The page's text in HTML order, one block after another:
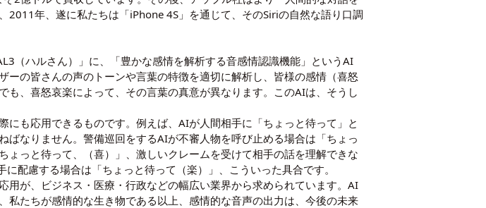
年、遂に私たちは「iPhone 4S」を通じて、そのSiriの自然な語り口調
（ハルさん）」に、「豊かな感情を解析する音感情認識機能」というAI
の皆さんの声のトーンや言葉の特徴を適切に解析し、皆様の感情（喜怒
、喜怒哀楽によって、その言葉の真意が異なります。このAIは、そうし
も応用できるものです。例えば、AIが人間相手に「ちょっと待って」と
なりません。警備巡回をするAIが不審人物を呼び止める場合は「ちょっ
っと待って、（喜）」、激しいクレームを受けて相手の話を理解できな
配慮する場合は「ちょっと待って（楽）」、こういった具合です。
が、ビジネス・医療・行政などの幅広い業界から求められています。AI
たちが感情的な生き物である以上、感情的な音声の出力は、今後の未来